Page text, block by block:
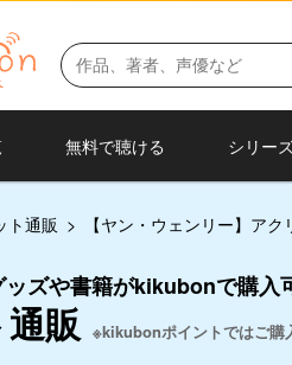
無料で聴ける シリー
ト通販 > 【ヤン・ウェンリー】ア
ズや書籍がkikubonで購入
販 ※kikubonポイントではご購